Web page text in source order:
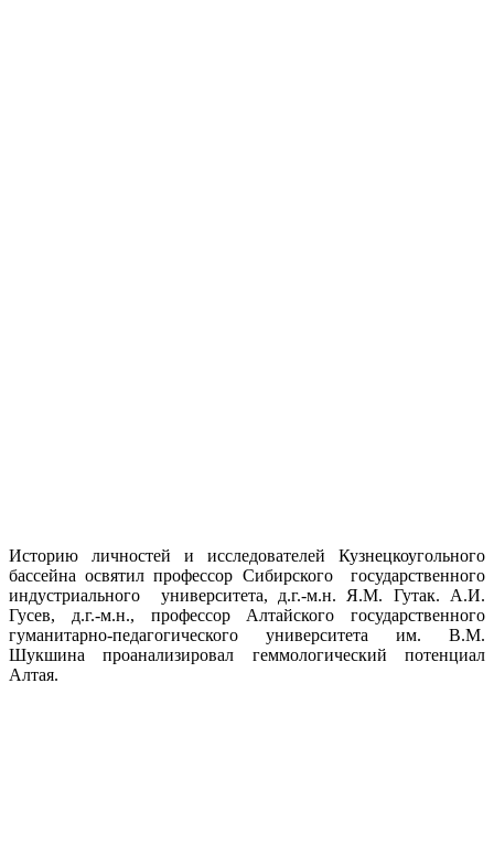
Историю личностей и исследователей Кузнецкоугольного
бассейна освятил профессор Сибирского государственного
индустриального университета, д.г.-м.н. Я.М. Гутак. А.И.
Гусев, д.г.-м.н., профессор Алтайского государственного
гуманитарно-педагогического университета им. В.М.
Шукшина проанализировал геммологический потенциал
Алтая.